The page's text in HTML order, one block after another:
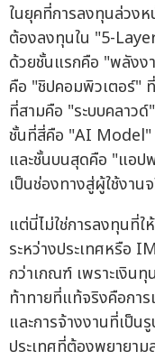
ในยุคที่การลงทุนล่วงห
ต้องลงทุนใน "5-
ด้วยชั้นแรกคือ "พลังง
คือ "ชิปคอมพิวเตอร์"
ที่สามคือ "ระบบคลาว
ชั้นที่สี่คือ "AI Model"
และชั้นบนสุดคือ "แอ
เป็นช่องทางสู่ผู้ใช้งาน
แต่นี่ไม่ใช่การลงทุนที่
ระหว่างประเทศหรือ
กว่าเกณฑ์ เพราะเงิน
ท้าทายที่แท้จริงคือการ
และการจ้างงานที่เป็
ประเทศที่ต้องพยายาม